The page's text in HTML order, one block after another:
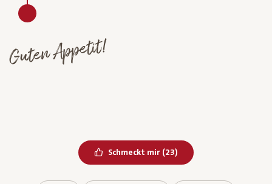
Guten Appetit!
Schmeckt mir Bereits geliked
(23)